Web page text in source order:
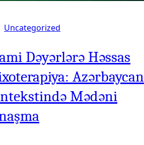
Uncategorized
Dəyərlərə Həssas
Azərbaycan
Mədəni